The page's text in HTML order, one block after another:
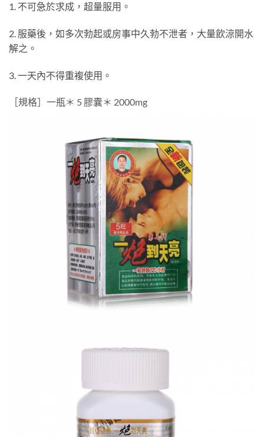
1. 不可急於求成，超量服用。
2. 服藥後，如多次勃起或房事中久勃不泄者，大量飲涼開水
解之。
3. 一天內不得重複使用。
［規格］一瓶＊ 5 膠囊＊ 2000mg